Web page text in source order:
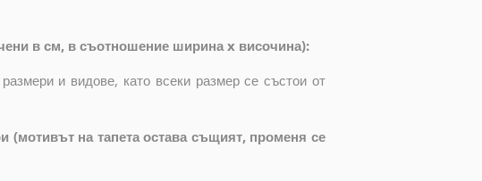
в см, в съотношение ширина x височина):
и видове, като всеки размер се състои от
(мотивът на тапета остава същият, променя се